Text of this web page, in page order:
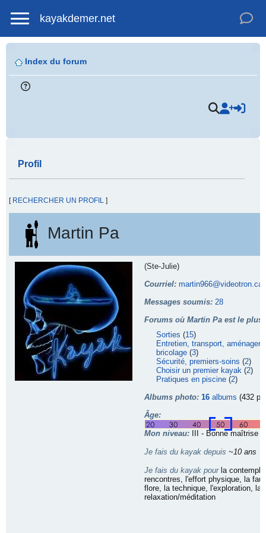
kayakdemer.net
Index du forum
Profil
[ RECHERCHER UN PROFIL ]
Martin Pa
(Ste-Julie)
Courriel: martin966@videotron.ca
Messages soumis: 28
Forums où Martin Pa est le plus
Sorties (15)
Entretien, transport,
bricolage (3)
Sécurité, premiers-soins (2)
Choisir un premier kayak (2)
Pratiques en piscine (2)
Albums photo: 16 albums (432
Âge:
Mon niveau: III - Bonne maîtrise
Je fais du kayak depuis ~10 ans
Je fais du kayak pourla
rencontres, l'effort physique, la
flore, la technique, l'exploration, la
relaxation/méditation